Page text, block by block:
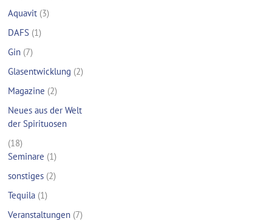
Aquavit (3)
DAFS (1)
Gin (7)
Glasentwicklung (2)
Magazine (2)
Neues aus der Welt
der Spirituosen
(18)
Seminare (1)
sonstiges (2)
Tequila (1)
Veranstaltungen (7)